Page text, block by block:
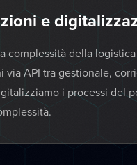
e
complessità della
via API tra gestionale,
i processi del